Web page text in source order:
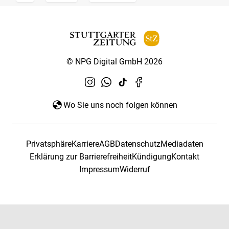
© NPG Digital GmbH 2026
Wo Sie uns noch folgen können
PrivatsphäreKarriereAGBDatenschutzMediadaten
Erklärung zur BarrierefreiheitKündigungKontakt
ImpressumWiderruf